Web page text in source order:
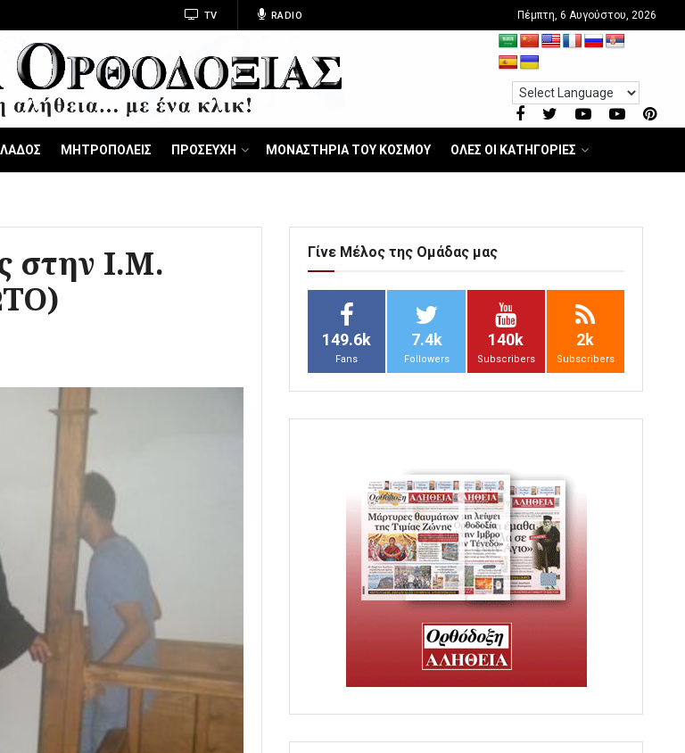
TV RADIO Πέμπτη, 6 Αυγούστου, 2026
ΜΗΤΡΟΠΟΛΕΙΣ ΠΡΟΣΕΥΧΗ ΜΟΝΑΣΤΗΡΙΑ ΤΟΥ ΚΟΣΜΟΥ ΟΛΕΣ ΟΙ ΚΑΤΗΓΟΡΙΕΣ
στην Ι.Μ.
Γίνε Μέλος της Ομάδας μας
149.6k
Fans
7.4k
Followers
140k
Subscribers
2k
Subscribers